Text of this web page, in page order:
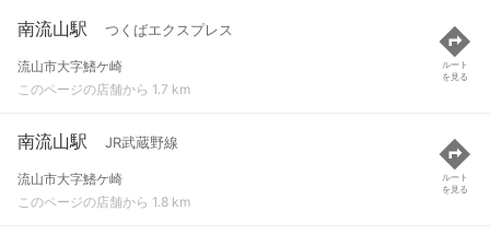
南流山駅 つくばエクスプレス
流山市大字鰭ケ崎
このページの店舗から 1.7 km
ルート
を見る
南流山駅 JR武蔵野線
流山市大字鰭ケ崎
このページの店舗から 1.8 km
ルート
を見る